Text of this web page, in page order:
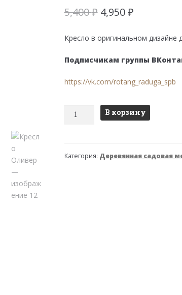
5,400₽ Первоначальная
составляла
5,400 ₽.
4,950₽Текущая
4,950 ₽.
Кресло в оригинальном дизайне
Подписчикам группы
https://vk.com/rotang_raduga_spb
Количество В корзину
Категория: Деревянная садовая